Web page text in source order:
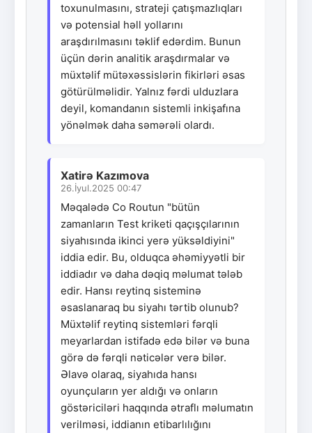
toxunulmasını, strateji çatışmazlıqları
və potensial həll yollarını
araşdırılmasını təklif edərdim. Bunun
üçün dərin analitik araşdırmalar və
müxtəlif mütəxəssislərin fikirləri əsas
götürülməlidir. Yalnız fərdi ulduzlara
deyil, komandanın sistemli inkişafına
yönəlmək daha səmərəli olardı.
Xatirə Kazımova
26.İyul.2025 00:47
Məqalədə Co Routun "bütün
zamanların Test kriketi qaçışçılarının
siyahısında ikinci yerə yüksəldiyini"
iddia edir. Bu, olduqca əhəmiyyətli bir
iddiadır və daha dəqiq məlumat tələb
edir. Hansı reytinq sisteminə
əsaslanaraq bu siyahı tərtib olunub?
Müxtəlif reytinq sistemləri fərqli
meyarlardan istifadə edə bilər və buna
görə də fərqli nəticələr verə bilər.
Əlavə olaraq, siyahıda hansı
oyunçuların yer aldığı və onların
göstəriciləri haqqında ətraflı məlumatın
verilməsi, iddianın etibarlılığını